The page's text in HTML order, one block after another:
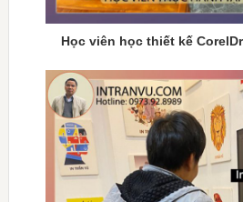
Học viên học thiết kế